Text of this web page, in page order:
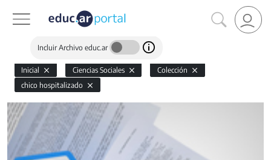
Incluir Archivo educ.ar
Inicial Ciencias Sociales
Colección
chico hospitalizado